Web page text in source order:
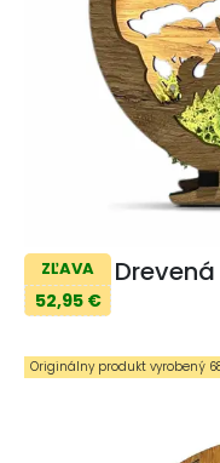
ZĽAVA
52,95 €
Originálny produkt vyrobený